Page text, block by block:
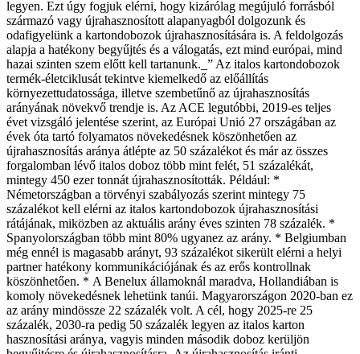
legyen. Ezt úgy fogjuk elérni, hogy kizárólag megújuló forrásból
származó vagy újrahasznosított alapanyagból dolgozunk és
odafigyelünk a kartondobozok újrahasznosítására is. A feldolgozás
alapja a hatékony begyűjtés és a válogatás, ezt mind európai, mind
hazai szinten szem előtt kell tartanunk._” Az italos kartondobozok
termék-életciklusát tekintve kiemelkedő az előállítás
környezettudatossága, illetve szembetűnő az újrahasznosítás
arányának növekvő trendje is. Az ACE legutóbbi, 2019-es teljes
évet vizsgáló jelentése szerint, az Európai Unió 27 országában az
évek óta tartó folyamatos növekedésnek köszönhetően az
újrahasznosítás aránya átlépte az 50 százalékot és már az összes
forgalomban lévő italos doboz több mint felét, 51 százalékát,
mintegy 450 ezer tonnát újrahasznosították. Például: *
Németországban a törvényi szabályozás szerint mintegy 75
százalékot kell elérni az italos kartondobozok újrahasznosítási
rátájának, miközben az aktuális arány éves szinten 78 százalék. *
Spanyolországban több mint 80% ugyanez az arány. * Belgiumban
még ennél is magasabb arányt, 93 százalékot sikerült elérni a helyi
partner hatékony kommunikációjának és az erős kontrollnak
köszönhetően. * A Benelux államoknál maradva, Hollandiában is
komoly növekedésnek lehetünk tanúi. Magyarországon 2020-ban ez
az arány mindössze 22 százalék volt. A cél, hogy 2025-re 25
százalék, 2030-ra pedig 50 százalék legyen az italos karton
hasznosítási aránya, vagyis minden második doboz kerüljön